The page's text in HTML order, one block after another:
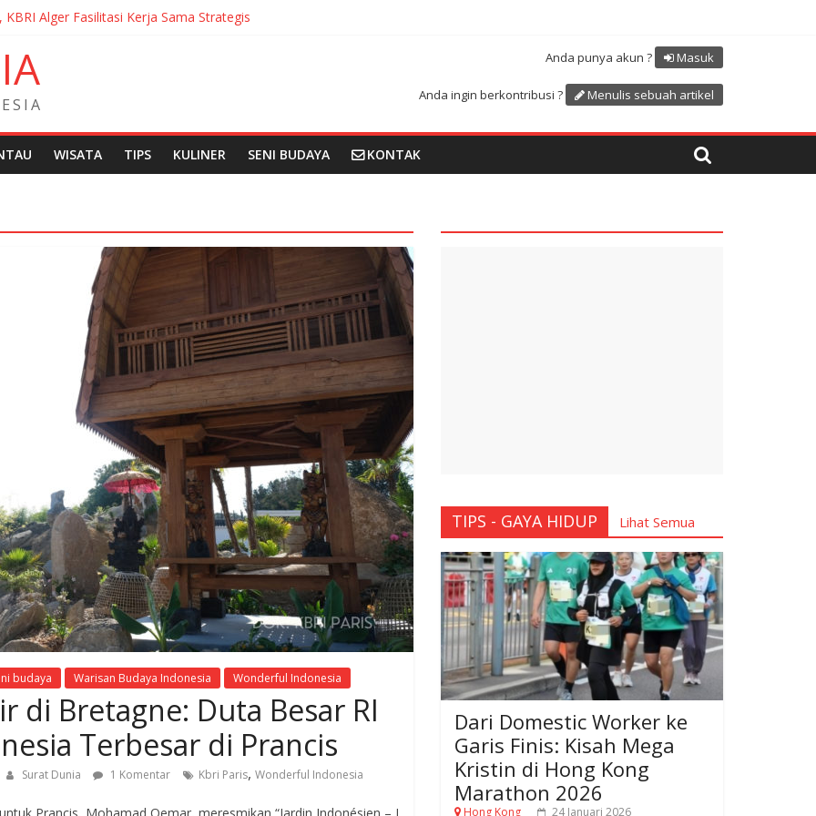
Alger Fasilitasi Kerja Sama Strategis
Merah Putih sepanjang 50 Meter di Brick Hill Hong Kong untuk menyambut HUT RI ke 81
Film Festival 2026 Montréal Kanada
Indonesia kepada Komunitas Paroki di Angola
IA
ES I A
Anda punya akun ? Masuk
Anda ingin berkontribusi ? Menulis sebuah artikel
WISATA TIPS KULINER SENI BUDAYA KONTAK
budaya Warisan Budaya Indonesia Wonderful Indonesia
di Bretagne: Duta Besar RI
Terbesar di Prancis
Surat Dunia 1 Komentar Kbri Paris, Wonderful Indonesia
TIPS - GAYA HIDUP Lihat Semua
Dari Domestic Worker ke
Garis Finis: Kisah Mega
Kristin di Hong Kong
Marathon 2026
Hong Kong
24 Januari 2026